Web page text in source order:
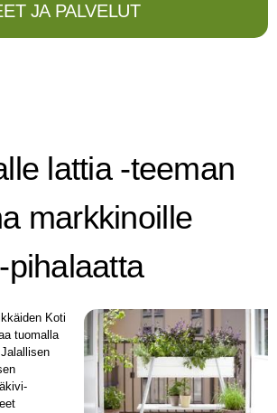
JA PALVELUT
lattia -teeman
markkinoille
pihalaatta
Koti
tuomalla